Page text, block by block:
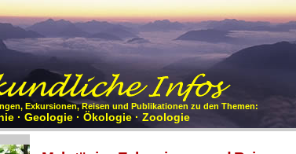
Exkursionen, Reisen und Publikationen zu den Themen:
· Geologie · Ökologie · Zoologie